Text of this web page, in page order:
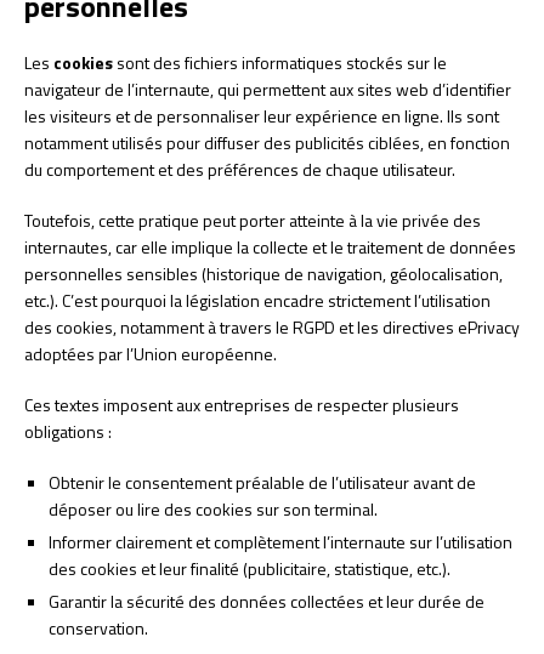
Les cookiessont des fichiers informatiques stockés sur le
navigateur de l’internaute, qui permettent aux sites web d’identifier
les visiteurs et de personnaliser leur expérience en ligne. Ils sont
notamment utilisés pour diffuser des publicités ciblées, en fonction
du comportement et des préférences de chaque utilisateur.
Toutefois, cette pratique peut porter atteinte à la vie privée des
internautes, car elle implique la collecte et le traitement de données
personnelles sensibles (historique de navigation, géolocalisation,
etc.). C’est pourquoi la législation encadre strictement l’utilisation
des cookies, notamment à travers le RGPD et les directives ePrivacy
adoptées par l’Union européenne.
Ces textes imposent aux entreprises de respecter plusieurs
obligations :
Obtenir le consentement préalable de l’utilisateur avant de
déposer ou lire des cookies sur son terminal.
Informer clairement et complètement l’internaute sur l’utilisation
des cookies et leur finalité (publicitaire, statistique, etc.).
Garantir la sécurité des données collectées et leur durée de
conservation.